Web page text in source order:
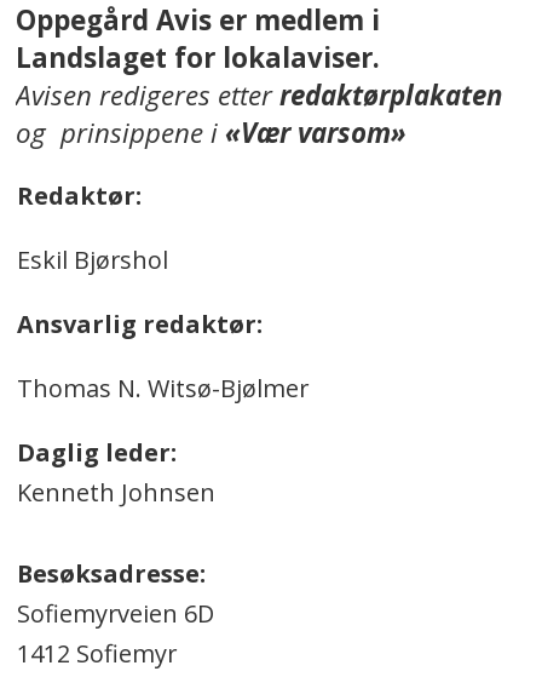
Oppegård Avis er medlem i
Landslaget for lokalaviser.
Avisen redigeres etterredaktørplakaten
og prinsippene i«Vær varsom»
Redaktør:
Eskil Bjørshol
Ansvarlig redaktør:
Thomas N. Witsø-Bjølmer
Daglig leder:
Kenneth Johnsen
Besøksadresse:
Sofiemyrveien 6D
1412 Sofiemyr